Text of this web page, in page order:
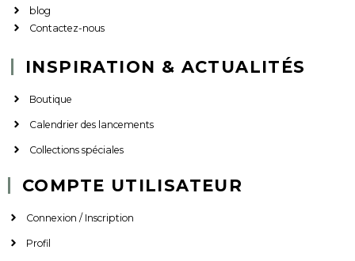
blog
Contactez-nous
INSPIRATION & ACTUALITÉS
Boutique
Calendrier des lancements
Collections spéciales
COMPTE UTILISATEUR
Connexion / Inscription
Profil